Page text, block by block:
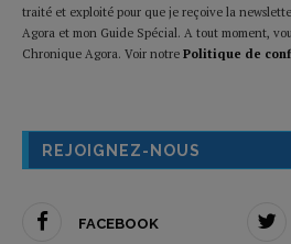
traité et exploité pour que je reçoive la
Agora et mon Guide Spécial. A tout moment,
Chronique Agora. Voir notre Politique de
REJOIGNEZ-NOUS
FACEBOOK